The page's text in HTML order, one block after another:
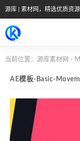
源库 | 素材网，精选优质资源
当前位置： 源库素材网 >
AE模板-Basic-